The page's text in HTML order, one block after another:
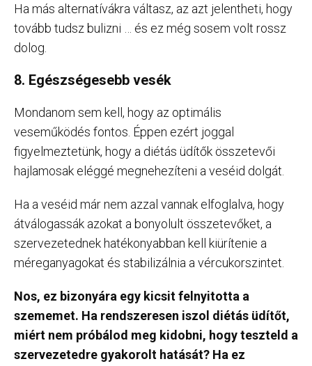
Ha más alternatívákra váltasz, az azt jelentheti, hogy
tovább tudsz bulizni … és ez még sosem volt rossz
dolog.
8. Egészségesebb vesék
Mondanom sem kell, hogy az optimális
veseműködés fontos. Éppen ezért joggal
figyelmeztetünk, hogy a diétás üdítők összetevői
hajlamosak eléggé megnehezíteni a veséid dolgát.
Ha a veséid már nem azzal vannak elfoglalva, hogy
átválogassák azokat a bonyolult összetevőket, a
szervezetednek hatékonyabban kell kiürítenie a
méreganyagokat és stabilizálnia a vércukorszintet.
Nos, ez bizonyára egy kicsit felnyitotta a
szememet. Ha rendszeresen iszol diétás üdítőt,
miért nem próbálod meg kidobni, hogy teszteld a
szervezetedre gyakorolt hatását? Ha ez